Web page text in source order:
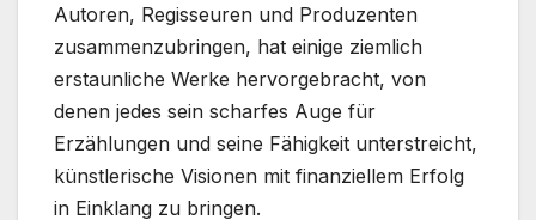
Autoren, Regisseuren und Produzenten
zusammenzubringen, hat einige ziemlich
erstaunliche Werke hervorgebracht, von
denen jedes sein scharfes Auge für
Erzählungen und seine Fähigkeit unterstreicht,
künstlerische Visionen mit finanziellem Erfolg
in Einklang zu bringen.